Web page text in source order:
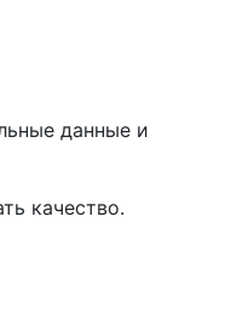
данные и
качество.